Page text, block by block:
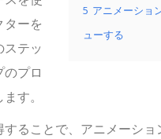
5 アニメーショ
ューする
ターを
テッ
プロ
す。
することで、アニメーショ